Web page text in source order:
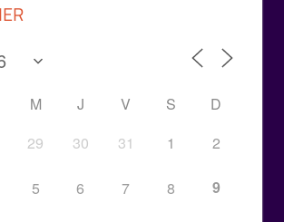
M J V S
D
29 30 31 1 2
5 6 7 8 9